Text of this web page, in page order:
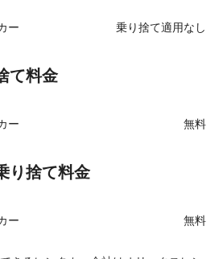
ー 乗り捨て適用なし
て料金
ー 無料
り捨て料金
ー 無料